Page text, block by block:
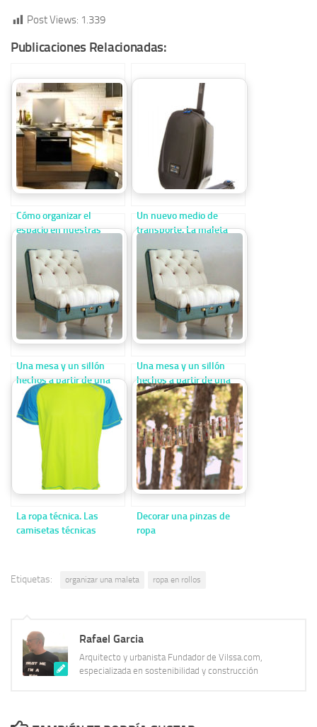
Post Views: 1.339
Publicaciones Relacionadas:
Cómo organizar el
espacio en nuestras
Un nuevo medio de
transporte. La maleta
Una mesa y un sillón
hechos a partir de una
vieja maleta
Una mesa y un sillón
hechos a partir de una
vieja maleta
La ropa técnica. Las
camisetas técnicas
Decorar una pinzas de
ropa
Etiquetas: organizar una maleta ropa en rollos
Rafael Garcia
Arquitecto y urbanista Fundador de Vilssa.com,
especializada en sostenibilidad y construcción